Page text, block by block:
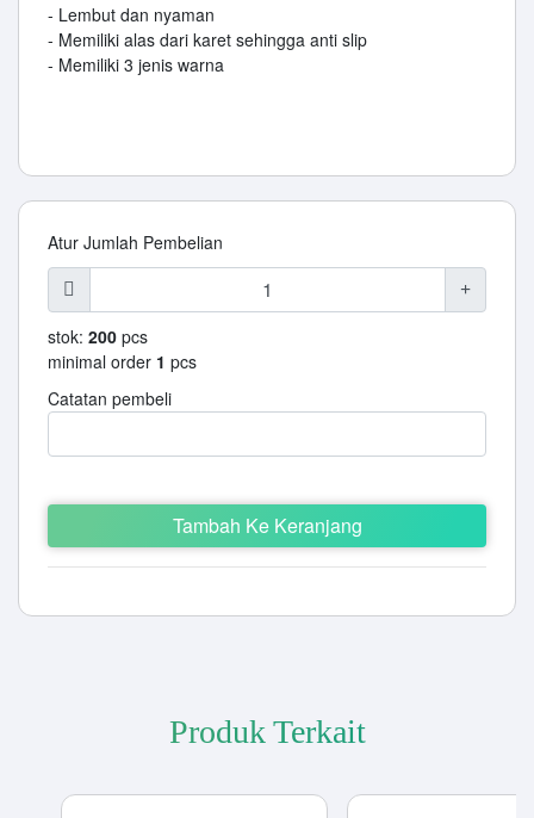
- Lembut dan nyaman
- Memiliki alas dari karet sehingga anti slip
- Memiliki 3 jenis warna
Atur Jumlah Pembelian
stok: 200 pcs
minimal order 1 pcs
Catatan pembeli
Tambah Ke Keranjang
Produk Terkait